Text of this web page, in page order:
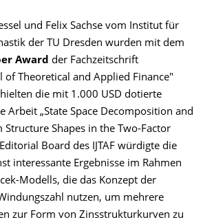
und Felix Sachse vom Institut für
der TU Dresden wurden mit dem
Award der Fachzeitschrift
of Theoretical and Applied Finance"
die mit 1.000 USD dotierte
Arbeit „State Space Decomposition and
Structure Shapes in the Two-Factor
Board des IJTAF würdigte die
interessante Ergebnisse im Rahmen
Modells, die das Konzept der
nutzen, um mehrere
zur Form von Zinsstrukturkurven zu